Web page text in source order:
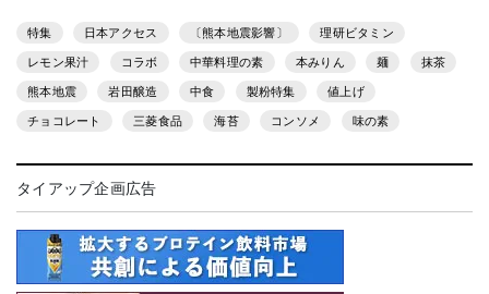
特集 日本アクセス 〔熊本地震影響〕 理研ビタミン
レモン果汁 コラボ 中華料理の素 本みりん 麺 抹茶
熊本地震 岩田醸造 中食 製粉特集 値上げ
チョコレート 三菱食品 海苔 コンソメ 味の素
タイアップ企画広告